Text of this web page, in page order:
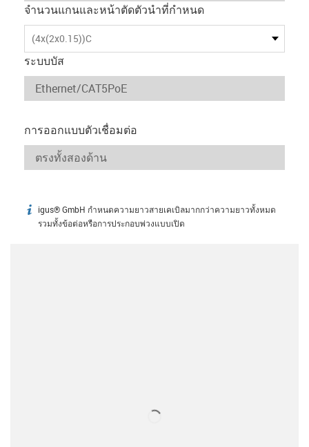
จำนวนแกนและหน้าตัดตัวนำที่กำหนด
(4x(2x0.15))C
ระบบบัส
การออกแบบตัวเชื่อมต่อ
igus-icon-info
igus® GmbH กำหนดความยาวสายเคเบิลมากกว่าความยาวทั้งหมด
รวมทั้งข้อต่อหรือการประกอบพ่วงแบบเปิด